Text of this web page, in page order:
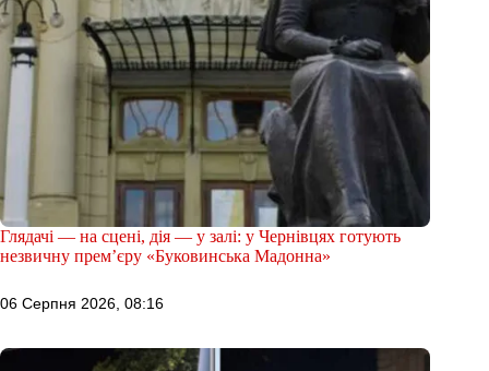
Глядачі — на сцені, дія — у залі: у Чернівцях готують
незвичну прем’єру «Буковинська Мадонна»
06 Серпня 2026, 08:16